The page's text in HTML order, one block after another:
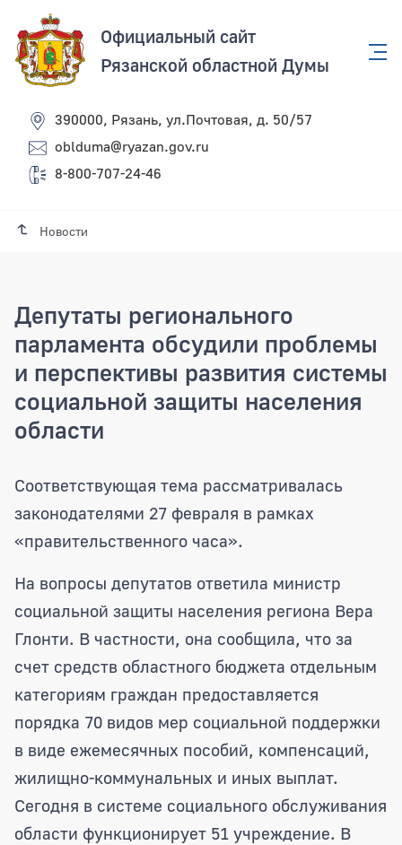
Официальный сайт
Рязанской областной Думы
390000, Рязань, ул.Почтовая, д. 50/57
oblduma@ryazan.gov.ru
8-800-707-24-46
Новости
Депутаты регионального
парламента обсудили проблемы
и перспективы развития системы
социальной защиты населения
области
Депутаты регионального
Соответствующая тема рассматривалась
законодателями 27 февраля в рамках
«правительственного часа».
На вопросы депутатов ответила министр
социальной защиты населения региона Вера
Глонти. В частности, она сообщила, что за
счет средств областного бюджета отдельным
категориям граждан предоставляется
порядка 70 видов мер социальной поддержки
в виде ежемесячных пособий, компенсаций,
жилищно-коммунальных и иных выплат.
Сегодня в системе социального обслуживания
области функционирует 51 учреждение. В